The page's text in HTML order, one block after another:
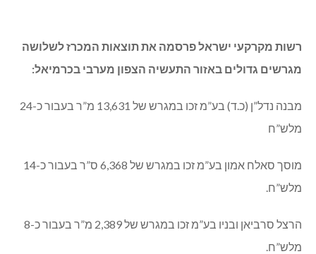
רשות מקרקעי ישראל פרסמה את תוצאות המכרז לשלושה
מגרשים גדולים באזור התעשיה הצפון מערבי בכרמיאל:
מבנה נדל”ן (כ.ד) בע”מ זכו במגרש של 13,631 מ”ר בעבור כ-24
מלש”ח
מוסך סאלח אמון בע”מ זכו במגרש של 6,368 ס”ר בעבור כ-14
מלש”ח.
הרצל סרביאן ובניו בע”מ זכו במגרש של 2,389 מ”ר בעבור כ-8
מלש”ח.